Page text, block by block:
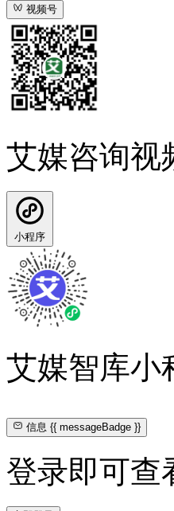
视频号
艾媒咨询视
小程序
艾媒智库小
信息{{ messageBadge }}
登录即可查